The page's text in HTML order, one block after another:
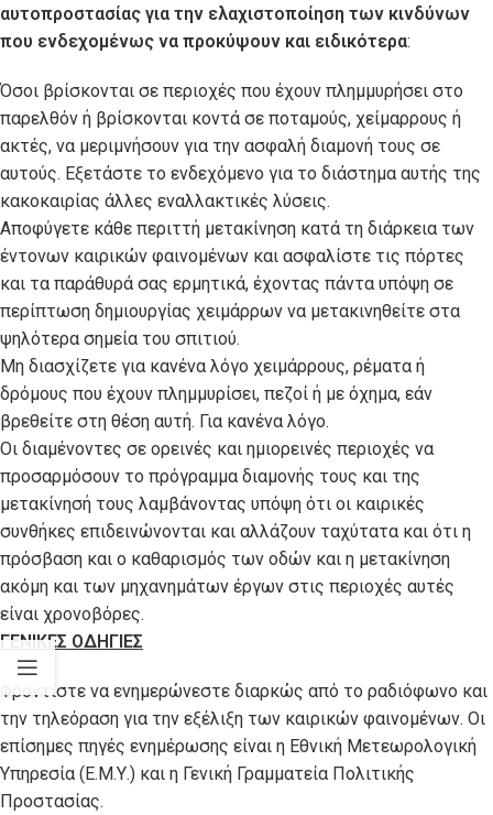
αυτοπροστασίας για την ελαχιστοποίηση των κινδύνων
που ενδεχομένως να προκύψουν και ειδικότερα:
Όσοι βρίσκονται σε περιοχές που έχουν πλημμυρήσει στο
παρελθόν ή βρίσκονται κοντά σε ποταμούς, χείμαρρους ή
ακτές, να μεριμνήσουν για την ασφαλή διαμονή τους σε
αυτούς. Εξετάστε το ενδεχόμενο για το διάστημα αυτής της
κακοκαιρίας άλλες εναλλακτικές λύσεις.
Αποφύγετε κάθε περιττή μετακίνηση κατά τη διάρκεια των
έντονων καιρικών φαινομένων και ασφαλίστε τις πόρτες
και τα παράθυρά σας ερμητικά, έχοντας πάντα υπόψη σε
περίπτωση δημιουργίας χειμάρρων να μετακινηθείτε στα
ψηλότερα σημεία του σπιτιού.
Μη διασχίζετε για κανένα λόγο χειμάρρους, ρέματα ή
δρόμους που έχουν πλημμυρίσει, πεζοί ή με όχημα, εάν
βρεθείτε στη θέση αυτή. Για κανένα λόγο.
Οι διαμένοντες σε ορεινές και ημιορεινές περιοχές να
προσαρμόσουν το πρόγραμμα διαμονής τους και της
μετακίνησή τους λαμβάνοντας υπόψη ότι οι καιρικές
συνθήκες επιδεινώνονται και αλλάζουν ταχύτατα και ότι η
πρόσβαση και ο καθαρισμός των οδών και η μετακίνηση
ακόμη και των μηχανημάτων έργων στις περιοχές αυτές
είναι χρονοβόρες.
ΓΕΝΙΚΕΣ ΟΔΗΓΙΕΣ
Φροντίστε να ενημερώνεστε διαρκώς από το ραδιόφωνο και
την τηλεόραση για την εξέλιξη των καιρικών φαινομένων. Οι
επίσημες πηγές ενημέρωσης είναι η Εθνική Μετεωρολογική
Υπηρεσία (Ε.Μ.Υ.) και η Γενική Γραμματεία Πολιτικής
Προστασίας.